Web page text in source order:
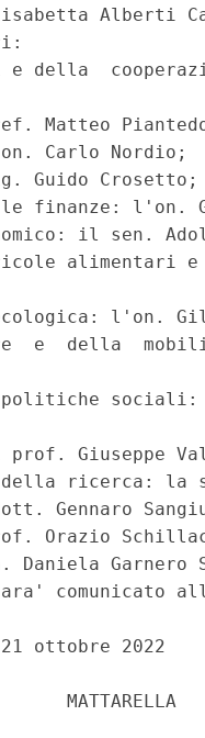
Alberti
e della
Matteo
Carlo Nordio;
Guido Crosetto;
finanze: l'on.
il sen.
alimentari
l'on.
e  della
prof. Giuseppe
ricerca: la
Gennaro
Orazio
Daniela Garnero
comunicato
ottobre 2022
MATTARELLA